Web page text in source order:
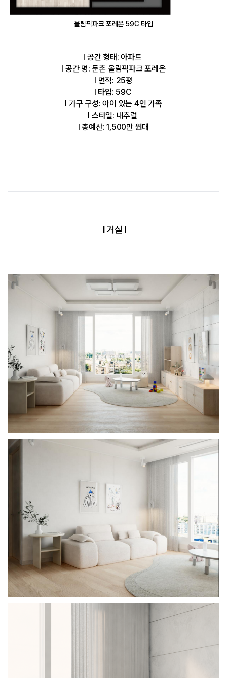
올림픽파크 포레온 59C 타입
l 공간 형태: 아파트
l 공간 명: 둔촌 올림픽파크 포레온
l 면적: 25평
l 타입: 59C
l 가구 구성: 아이 있는 4인 가족
l 스타일: 내추럴
l 총예산: 1,500만 원대
l 거실 l